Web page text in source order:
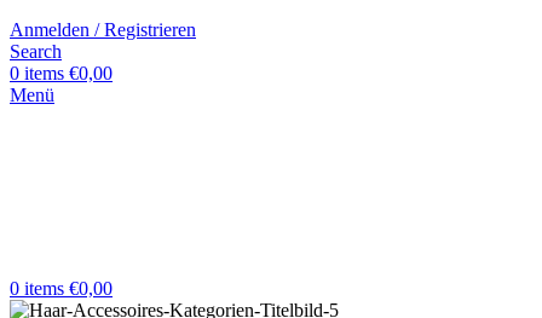
Anmelden / Registrieren
Search
0 items €0,00
Menü
0 items €0,00